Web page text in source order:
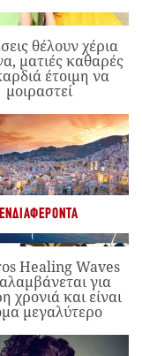
θέλουν χέρια
ματιές καθαρές
έτοιμη να
μοιραστεί
ΕΝΔΙΑΦΈΡΟΝΤΑ
Healing Waves
για
χρονιά και είναι
μεγαλύτερο